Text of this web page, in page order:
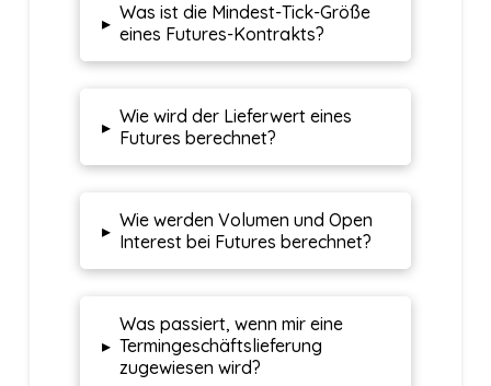
▸ Was ist die Mindest-Tick-Größe
eines Futures-Kontrakts?
▸ Wie wird der Lieferwert eines
Futures berechnet?
▸ Wie werden Volumen und Open
Interest bei Futures berechnet?
▸
Was passiert, wenn mir eine
Termingeschäftslieferung
zugewiesen wird?